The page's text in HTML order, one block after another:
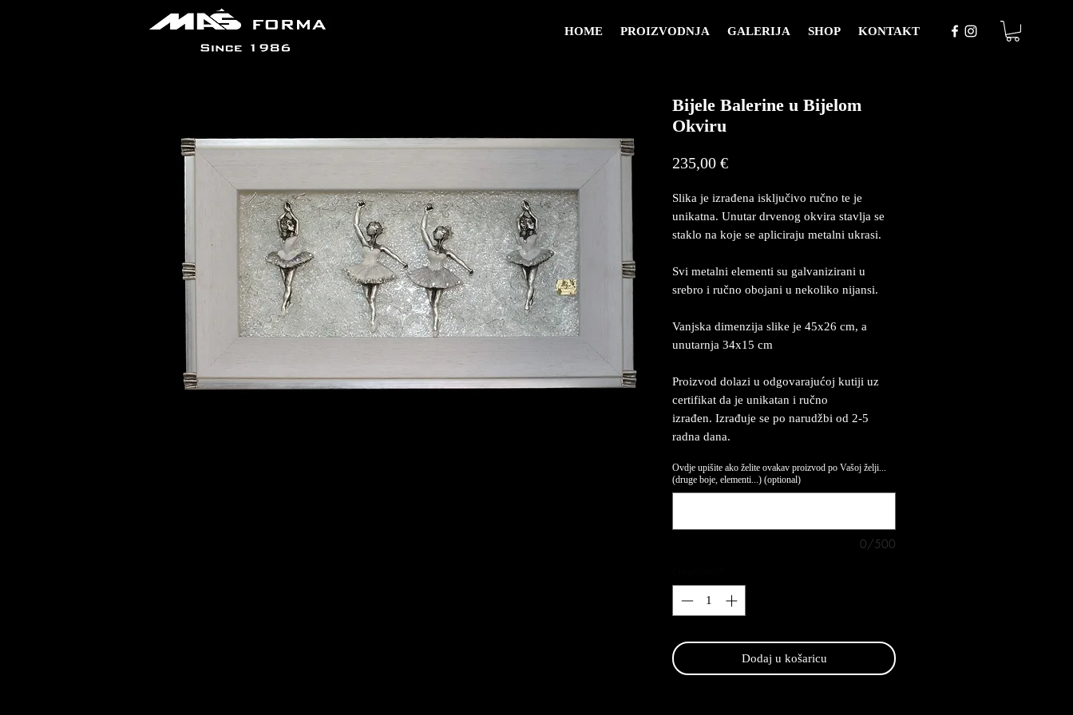
HOME PROIZVODNJA GALERIJA SHOP KONTAKT
Bijele Balerine u Bijelom
Okviru
235,00 €Price
Slika je izrađena isključivo ručno te je
unikatna. Unutar drvenog okvira stavlja se
staklo na koje se apliciraju metalni ukrasi.
Svi metalni elementi su galvanizirani u
srebro i ručno obojani u nekoliko nijansi.
Vanjska dimenzija slike je 45x26 cm, a
unutarnja 34x15 cm
Proizvod dolazi u odgovarajućoj kutiji uz
certifikat da je unikatan i ručno
izrađen. Izrađuje se po narudžbi od 2-5
radna dana.
Ovdje upišite ako želite ovakav proizvod po Vašoj želji...
(druge boje, elementi...) (optional)
0/500
Dodaj u košaricu